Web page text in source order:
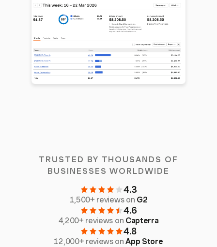
TRUSTED BY THOUSANDS OF
BUSINESSES WORLDWIDE
4.3
1,500+ reviews on G2
4.6
4,200+ reviews on Capterra
4.8
12,000+ reviews onApp Store